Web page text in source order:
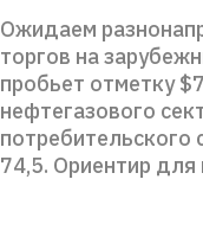
Ожидаем
торгов на
пробьет отметку
нефтегазового
потребительского
74,5. Ориентир